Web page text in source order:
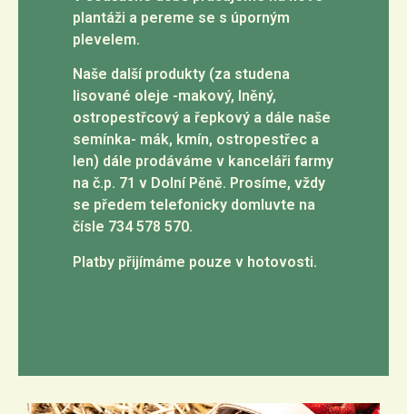
plantáži a pereme se s úporným
plevelem.
Naše další produkty (za studena
lisované oleje -makový, lněný,
ostropestřcový a řepkový a dále naše
semínka- mák, kmín, ostropestřec a
len) dále prodáváme v kanceláři farmy
na č.p. 71 v Dolní Pěně. Prosíme, vždy
se předem telefonicky domluvte na
čísle 734 578 570.
Platby přijímáme pouze v hotovosti.